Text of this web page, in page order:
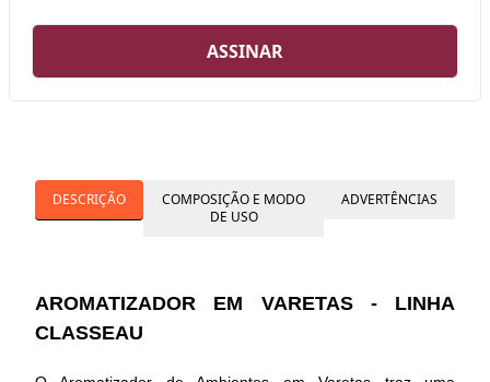
ASSINAR
ADVERTÊNCIAS
COMPOSIÇÃO E MODO
DE USO
DESCRIÇÃO
AROMATIZADOR EM VARETAS - LINHA
CLASSEAU